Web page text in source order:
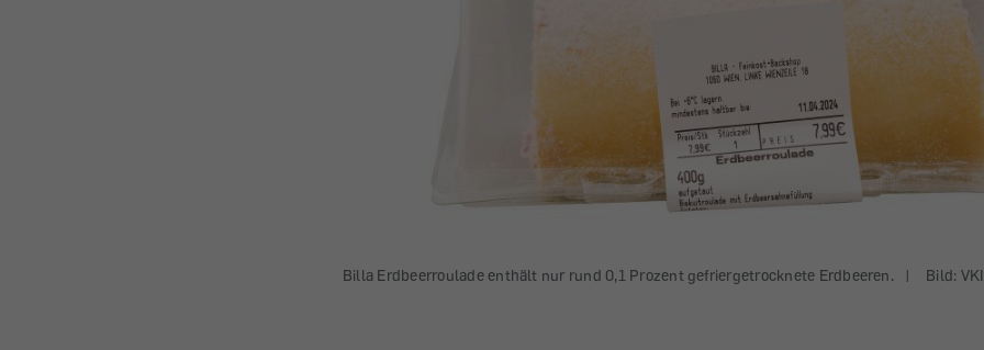
Billa Erdbeerroulade enthält nur rund 0,1 Prozent gefriergetrocknete Erdbeeren. | Bild: VKI